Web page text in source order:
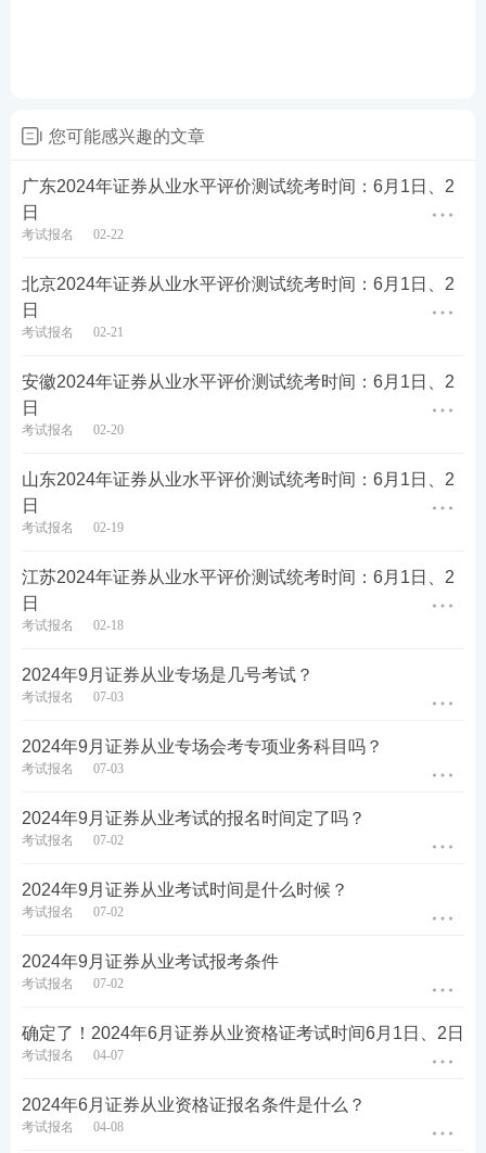
第四步：填写报名信息，确保信息真实有效，保存进
入下一步。
第五步：没报考的的新考生需上传个人寸照，老考生
无需上传，沿用原来的照片即可。
您可能感兴趣的文章
广东2024年证券从业水平评价测试统考时间：6月1日、2
日
考试报名 02-22
北京2024年证券从业水平评价测试统考时间：6月1日、2
日
考试报名 02-21
安徽2024年证券从业水平评价测试统考时间：6月1日、2
日
考试报名 02-20
山东2024年证券从业水平评价测试统考时间：6月1日、2
日
考试报名 02-19
江苏2024年证券从业水平评价测试统考时间：6月1日、2
日
考试报名 02-18
2024年9月证券从业专场是几号考试？
考试报名 07-03
2024年9月证券从业专场会考专项业务科目吗？
考试报名 07-03
2024年9月证券从业考试的报名时间定了吗？
考试报名 07-02
2024年9月证券从业考试时间是什么时候？
考试报名 07-02
2024年9月证券从业考试报考条件
考试报名 07-02
确定了！2024年6月证券从业资格证考试时间6月1日、2日
考试报名 04-07
2024年6月证券从业资格证报名条件是什么？
考试报名 04-08